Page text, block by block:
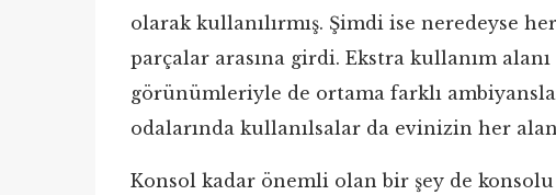
olarak kullanılırmış. Şimdi ise neredeyse
parçalar arasına girdi. Ekstra kullanım
görünümleriyle de ortama farklı
odalarında kullanılsalar da evinizin her
Konsol kadar önemli olan bir şey de